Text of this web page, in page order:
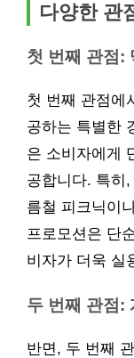
다양한 관
첫 번째 관점:
첫 번째 관점에
공하는 특별한
은 소비자에게
공합니다. 특히
름철 피크닉이
프로모션은 단
비자가 더욱 실
두 번째 관점:
반면, 두 번째